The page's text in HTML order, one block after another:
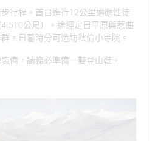
行程。首日進行12公里適應性徒
公尺）。途經定日平原與惹曲
。日暮時分可造訪秋倫小寺院。
備，請務必準備一雙登山鞋。